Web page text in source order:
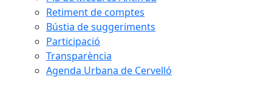
Retiment de comptes
Bústia de suggeriments
Participació
Transparència
Agenda Urbana de Cervelló